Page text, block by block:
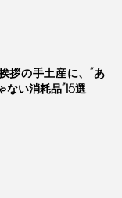
球菌、大腸菌、
認められていま
拶の手土産に、“あ
ない消耗品”15選